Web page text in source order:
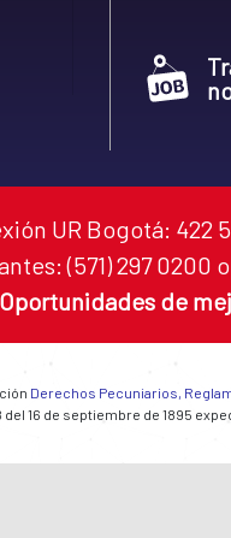
UR Bogotá: 422
(571) 297 0200
Oportunidades de
Derechos Pecuniarios,
16 de septiembre de 1895